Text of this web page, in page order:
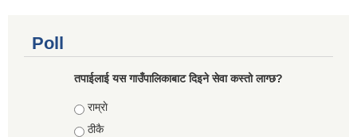
Poll
तपाईलाई यस गाउँपालिकाबाट दिइने सेवा कस्तो लाग्छ?
Choices
राम्राे
ठीकै